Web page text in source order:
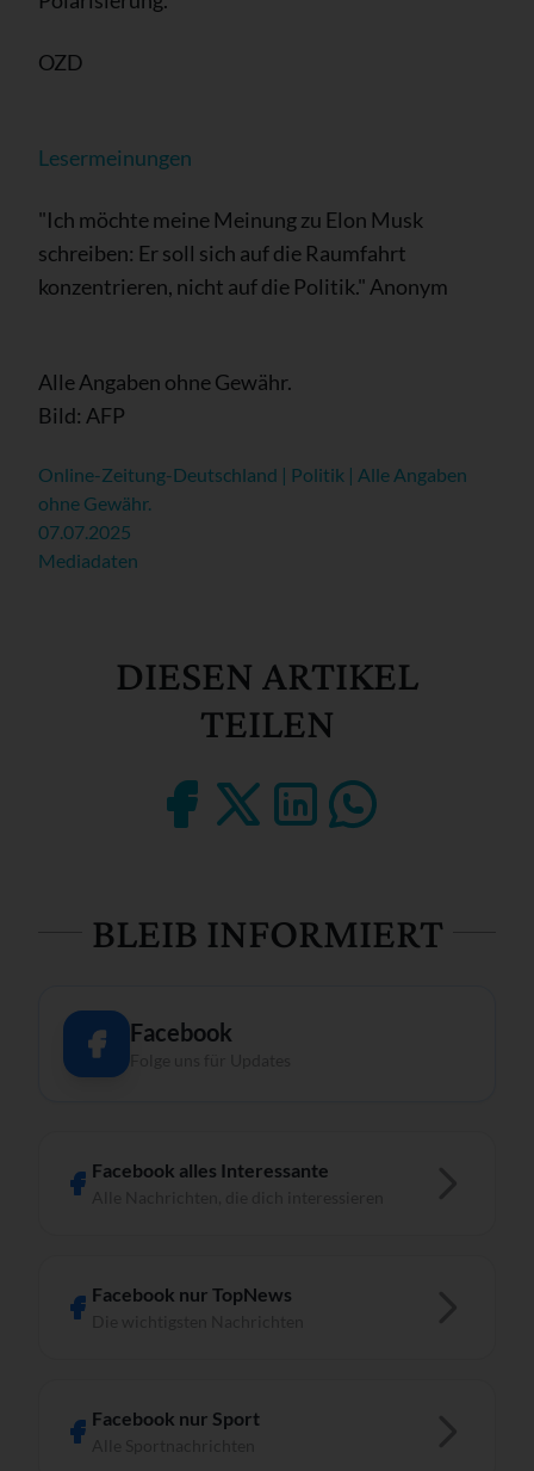
OZD
Lesermeinungen
"Ich möchte meine Meinung zu Elon Musk
schreiben: Er soll sich auf die Raumfahrt
konzentrieren, nicht auf die Politik." Anonym
Alle Angaben ohne Gewähr.
Bild: AFP
Online-Zeitung-Deutschland | Politik | Alle Angaben
ohne Gewähr.
07.07.2025
Mediadaten
DIESEN ARTIKEL
TEILEN
BLEIB INFORMIERT
Facebook
Facebook alles Interessante
Facebook nur TopNews
Facebook nur Sport